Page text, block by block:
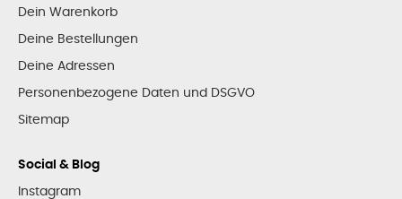
Dein Warenkorb
Deine Bestellungen
Deine Adressen
Personenbezogene Daten und DSGVO
Sitemap
Social & Blog
Instagram